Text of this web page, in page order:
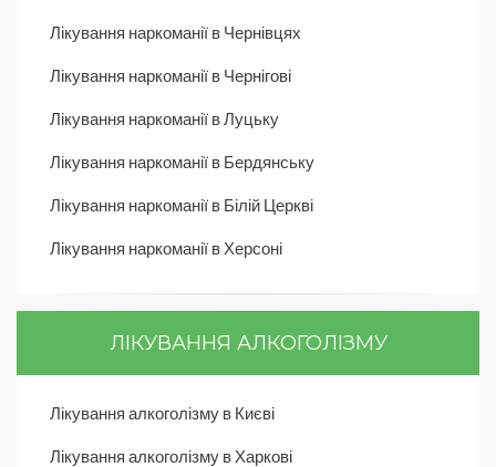
Лікування наркоманії в Чернівцях
Лікування наркоманії в Чернігові
Лікування наркоманії в Луцьку
Лікування наркоманії в Бердянську
Лікування наркоманії в Білій Церкві
Лікування наркоманії в Херсоні
ЛІКУВАННЯ АЛКОГОЛІЗМУ
Лікування алкоголізму в Києві
Лікування алкоголізму в Харкові